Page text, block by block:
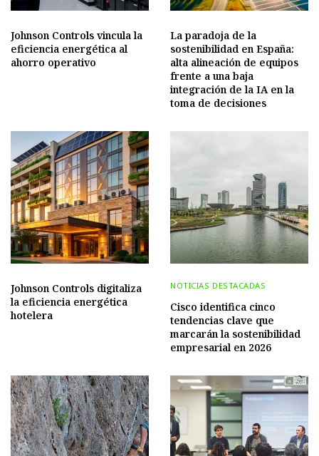
Johnson Controls vincula la
eficiencia energética al
ahorro operativo
La paradoja de la
sostenibilidad en España:
alta alineación de equipos
frente a una baja
integración de la IA en la
toma de decisiones
Johnson Controls digitaliza
la eficiencia energética
hotelera
NOTICIAS DESTACADAS
Cisco identifica cinco
tendencias clave que
marcarán la sostenibilidad
empresarial en 2026